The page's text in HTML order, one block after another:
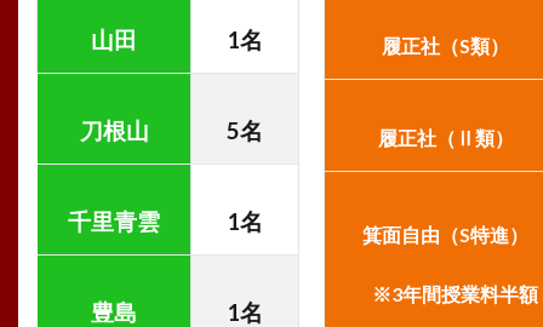
山田 1名
刀根山 5名
千里青雲 1名
豊島 1名
履正社（S類）
履正社（Ⅱ類）
箕面自由（S特進
※3年間授業料半額